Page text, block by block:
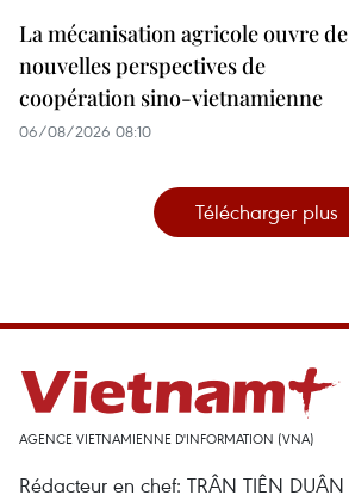
La mécanisation agricole ouvre de
nouvelles perspectives de
coopération sino-vietnamienne
06/08/2026 08:10
Télécharger plus
AGENCE VIETNAMIENNE D'INFORMATION (VNA)
Rédacteur en chef: TRÂN TIÊN DUÂN